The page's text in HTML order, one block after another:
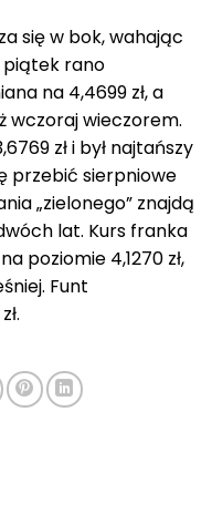
się w bok, wahając
piątek rano
na 4,4699 zł, a
wczoraj wieczorem.
zł i był najtańszy
przebić sierpniowe
„zielonego” znajdą
lat. Kurs franka
poziomie 4,1270 zł,
Funt